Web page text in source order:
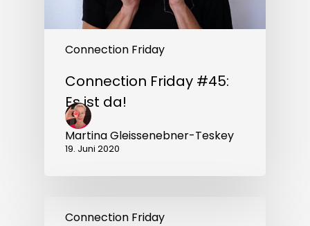
Connection Friday
Connection Friday #45:
Es ist da!
Martina Gleissenebner-Teskey
19. Juni 2020
Connection Friday
Friday